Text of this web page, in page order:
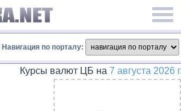
Навигация по порталу:
Курсы валют ЦБ на7 августа 2026 г.